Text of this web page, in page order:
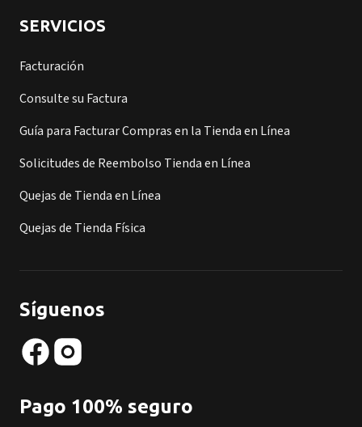
SERVICIOS
Facturación
Consulte su Factura
Guía para Facturar Compras en la Tienda en Línea
Solicitudes de Reembolso Tienda en Línea
Quejas de Tienda en Línea
Quejas de Tienda Física
Síguenos
Pago 100% seguro